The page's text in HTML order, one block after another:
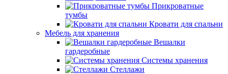
Прикроватные
тумбы
Кровати для спальни
Мебель для хранения
Вешалки
гардеробные
Системы хранения
Стеллажи